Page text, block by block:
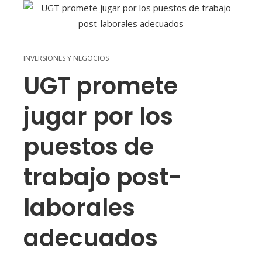
INVERSIONES Y NEGOCIOS
UGT promete
jugar por los
puestos de
trabajo post-
laborales
adecuados